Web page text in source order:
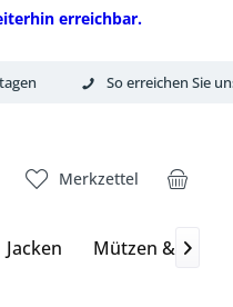
erreichbar.
So erreichen Sie
Merkzettel
Jacken Mützen & 